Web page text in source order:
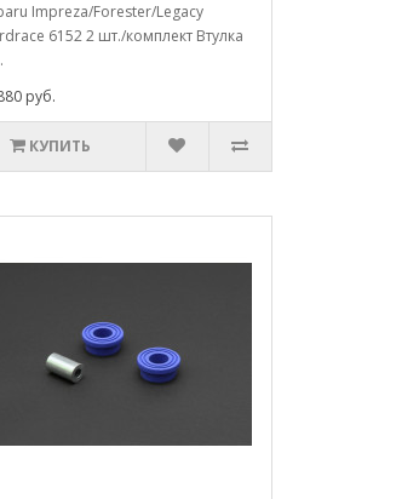
Impreza/Forester/Legacy
6152 2 шт./комплект Втулка
руб.
КУПИТЬ